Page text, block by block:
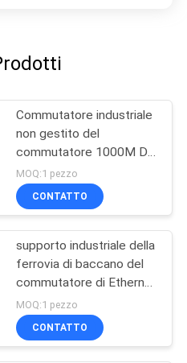
Commutatore industriale
non gestito del
commutatore 1000M Din
Rail Ethernet di
protezione contro il
fulmine
MOQ:1 pezzo
CONTATTO
supporto industriale della
ferrovia di baccano del
commutatore di Ethernet
del commutatore
industriale non gestito
8port
MOQ:1 pezzo
CONTATTO